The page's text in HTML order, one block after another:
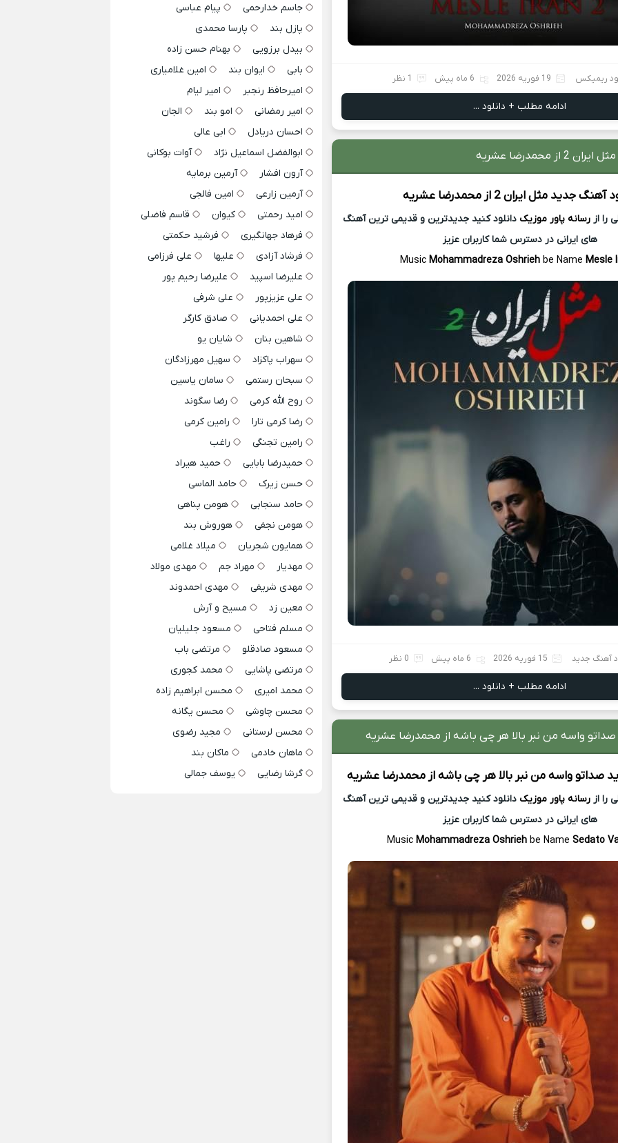
ریمیکس 19 فوریه 2026 6 ماه پیش 1 نظر
ادامه مطلب + دانلود ...
از محمدرضا عشریه
آهنگ جدید مثل ایران 2 از محمدرضا عشریه
را از رسانه پاور موزیک دانلود کنید جدیدترین و قدیمی ترین آهنگ
های ایرانی در دسترس شما کاربران عزیز
MusicMohammadreza Oshrieh be Name Mesle
آهنگ جدید 15 فوریه 2026 6 ماه پیش 0 نظر
ادامه مطلب + دانلود ...
صداتو واسه من نبر بالا هر چی باشه از محمدرضا عشریه
صداتو واسه من نبر بالا هر چی باشه ازمحمدرضا عشریه
را از رسانه پاور موزیک دانلود کنید جدیدترین و قدیمی ترین آهنگ
های ایرانی در دسترس شما کاربران عزیز
Music Mohammadreza Oshriehbe Name Sedato
جاسم خدارحمی
پیام عباسی
پازل بند
پارسا محمدی
بیدل برزویی
بهنام حسن زاده
بابی
ایوان بند
امین غلامیاری
امیرحافظ رنجبر
امیر لیام
امیر رمضانی
امو بند
الجان
احسان دریادل
ابی عالی
ابوالفضل اسماعیل نژاد
آوات بوکانی
آرون افشار
آرمین برمایه
آرمین زارعی
امین فالجی
امید رحمتی
کیوان
قاسم فاضلی
فرهاد جهانگیری
فرشید حکمتی
فرشاد آزادی
علیها
علی فرزامی
علیرضا اسپید
علیرضا رحیم پور
علی عزیزپور
علی شرفی
علی احمدیانی
صادق کارگر
شاهین بنان
شایان یو
سهراب پاکزاد
سهیل مهرزادگان
سبحان رستمی
سامان یاسین
روح الله کرمی
رضا سگوند
رضا کرمی تارا
رامین کرمی
رامین تجنگی
راغب
حمیدرضا بابایی
حمید هیراد
حسن زیرک
حامد الماسی
حامد سنجابی
هومن پناهی
هومن نجفی
هوروش بند
همایون شجریان
میلاد غلامی
مهدیار
مهراد جم
مهدی مولاد
مهدی شریفی
مهدی احمدوند
معین زد
مسیح و آرش
مسلم فتاحی
مسعود جلیلیان
مسعود صادقلو
مرتضی باب
مرتضی پاشایی
محمد کجوری
محمد امیری
محسن ابراهیم زاده
محسن چاوشی
محسن یگانه
محسن لرستانی
مجید رضوی
ماهان خادمی
ماکان بند
گرشا رضایی
یوسف جمالی